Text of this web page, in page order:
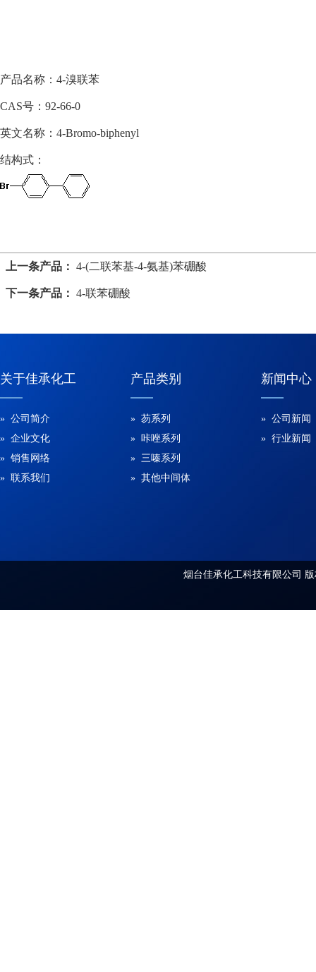
产品名称：4-溴联苯
CAS号：92-66-0
英文名称：4-Bromo-biphenyl
结构式：
上一条产品： 4-(二联苯基-4-氨基)苯硼酸
下一条产品： 4-联苯硼酸
关于佳承化工
» 公司简介
» 企业文化
» 销售网络
» 联系我们
产品类别
» 芴系列
» 咔唑系列
» 三嗪系列
» 其他中间体
新闻中心
» 公司新闻
» 行业新闻
烟台佳承化工科技有限公司